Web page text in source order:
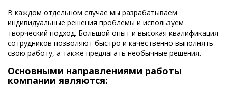
В каждом отдельном случае мы разрабатываем
индивидуальные решения проблемы и используем
творческий подход. Большой опыт и высокая квалификация
сотрудников позволяют быстро и качественно выполнять
свою работу, а также предлагать необычные решения.
Основными направлениями работы
компании являются: